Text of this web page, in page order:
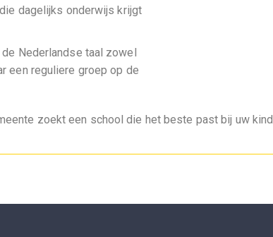
dagelijks onderwijs krijgt
Nederlandse taal zowel
een reguliere groep op de
zoekt een school die het beste past bij uw